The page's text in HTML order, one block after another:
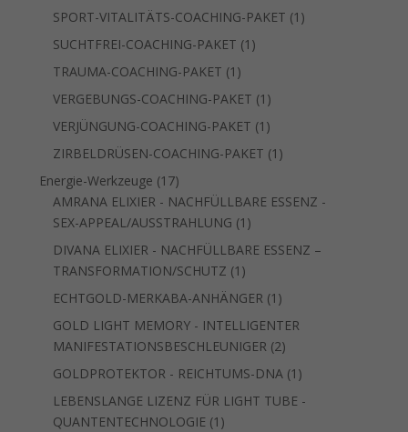
Produkt
SPORT-VITALITÄTS-COACHING-PAKET 1 1
SUCHTFREI-COACHING-PAKET 1 1
TRAUMA-COACHING-PAKET 1 1
Produkt
VERGEBUNGS-COACHING-PAKET 1 1
Produkt
VERJÜNGUNG-COACHING-PAKET 1 1
Produkt
ZIRBELDRÜSEN-COACHING-PAKET 1 1
Energie-Werkzeuge 1717
Produkte
AMRANA ELIXIER - NACHFÜLLBARE ESSENZ -
SEX-APPEAL/AUSSTRAHLUNG 1 1
Produkt
DIVANA ELIXIER - NACHFÜLLBARE ESSENZ –
TRANSFORMATION/SCHUTZ 1 1
Produkt
ECHTGOLD-MERKABA-ANHÄNGER 1 1
Produkt
GOLD LIGHT MEMORY - INTELLIGENTER
MANIFESTATIONSBESCHLEUNIGER 22
Produkte
GOLDPROTEKTOR - REICHTUMS-DNA 1 1
Produkt
LEBENSLANGE LIZENZ FÜR LIGHT TUBE -
QUANTENTECHNOLOGIE 1 1